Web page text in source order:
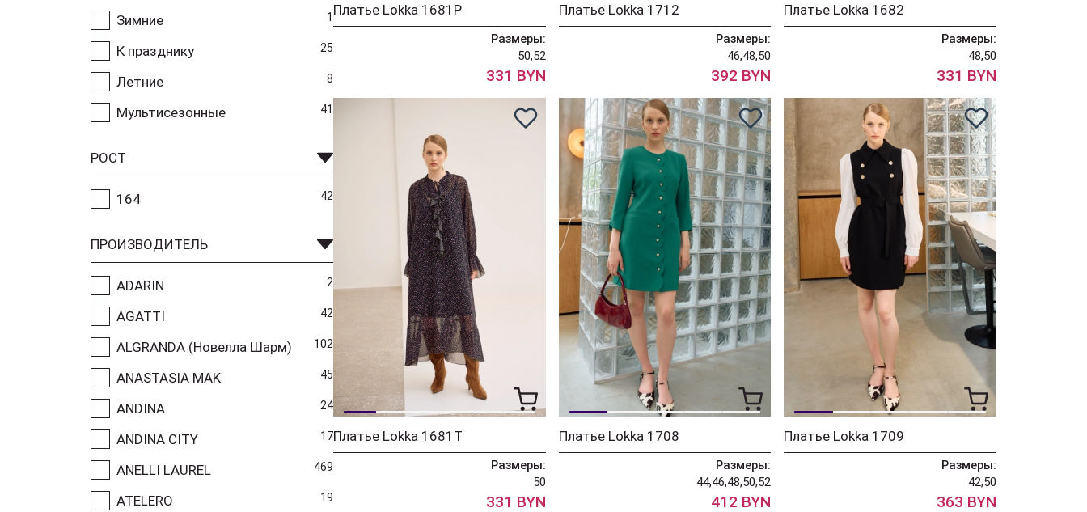
Зимние 1
К празднику 25
Летние 8
Мультисезонные 41
РОСТ
164 42
ПРОИЗВОДИТЕЛЬ
ADARIN 2
AGATTI 42
ALGRANDA (Новелла Шарм) 102
ANASTASIA MAK 45
ANDINA 24
ANDINA CITY 17
ANELLI LAUREL 469
ATELERO 19
Платье Lokka 1681Р
Размеры:
50,52
331 BYN
Платье Lokka 1712
Размеры:
46,48,50
392 BYN
Платье Lokka 1682
Размеры:
48,50
331 BYN
Платье Lokka 1681Т
Размеры:
50
331 BYN
Платье Lokka 1708
Размеры:
44,46,48,50,52
412 BYN
Платье Lokka 1709
Размеры:
42,50
363 BYN